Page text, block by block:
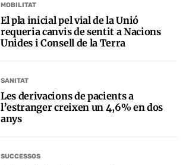
MOBILITAT
El pla inicial pel vial de la Unió
requeria canvis de sentit a Nacions
Unides i Consell de la Terra
SANITAT
Les derivacions de pacients a
l’estranger creixen un 4,6% en dos
anys
SUCCESSOS